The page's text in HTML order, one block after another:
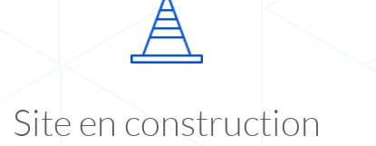
Site en construction